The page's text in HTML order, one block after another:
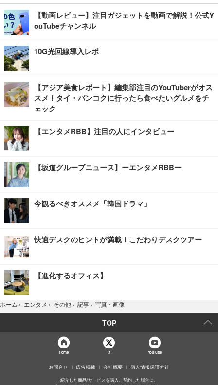
【動画レビュー】注目ガジェットを動画で解説！公式Y
ouTubeチャンネル
10G光回線導入レポ
【アジア美食レポート】編集部注目のYouTuberがオス
スメ！タイ・バンコクに行ったら食べたいグルメをチ
ェック
【エンタメRBB】注目の人にインタビュー
【坂道グループニュース】ーエンタメRBBー
今観るべきオススメ「韓国ドラマ」
快適デスクのヒントが満載！こだわりデスクツアー
【進化するオフィス】
ホーム › エンタメ › その他 › 記事 › 写真・画像
TOP
Home X YouTube
お問合せ 広告掲載 会社概要 個人情報保護方針
紹介した商品/サービスを購入、契約した場合に、